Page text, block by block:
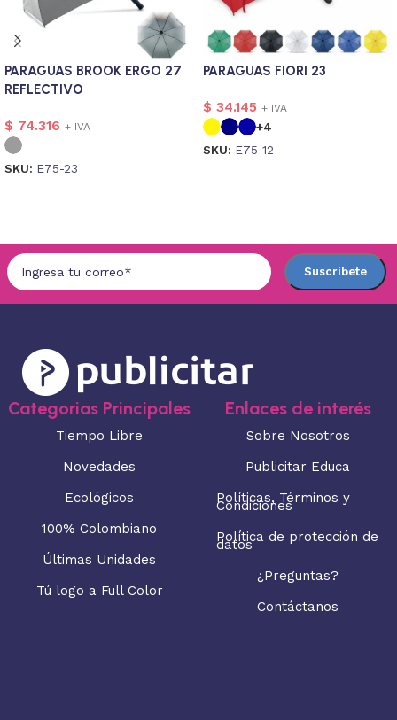
PARAGUAS BROOK ERGO 27
REFLECTIVO
$ 74.316 + IVA
SKU: E75-23
PARAGUAS FIORI 23
$ 34.145 + IVA
+4
SKU: E75-12
Categorias Principales
Tiempo Libre
Novedades
Ecológicos
100% Colombiano
Últimas Unidades
Tú logo a Full Color
Enlaces de interés
Sobre Nosotros
Publicitar Educa
Políticas, Términos y
Condiciones
Política de protección de
datos
¿Preguntas?
Contáctanos